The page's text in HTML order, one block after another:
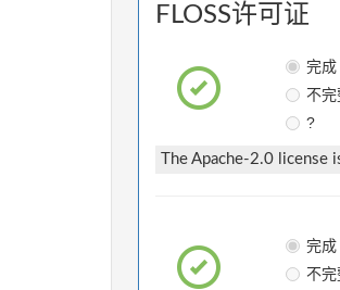
FLOSS许可证
完成
不完
?
The Apache-2.0 license
完成
不完